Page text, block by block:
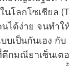
นโลกโซเชียล
ได้ง่าย จนทำ
บเป็นกันเอง กั
ตึกมณียาเซ็นเ